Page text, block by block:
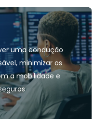
uma condução
minimizar os
a mobilidade e